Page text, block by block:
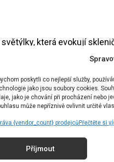
poskytli co nejlepší služby,
jako jsou soubory cookies.
jako je chování při procházení nebo
může nepříznivě ovlivnit určité
{vendor_count} prodejcůPřečtěte si
Příjmout
která evokují
vhod. Zejména pak
detaily na nahém